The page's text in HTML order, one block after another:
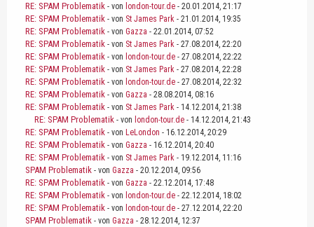
RE: SPAM Problematik - von london-tour.de - 20.01.2014, 21:17
RE: SPAM Problematik - von St James Park - 21.01.2014, 19:35
RE: SPAM Problematik - von Gazza - 22.01.2014, 07:52
RE: SPAM Problematik - von St James Park - 27.08.2014, 22:20
RE: SPAM Problematik - von london-tour.de - 27.08.2014, 22:22
RE: SPAM Problematik - von St James Park - 27.08.2014, 22:28
RE: SPAM Problematik - von london-tour.de - 27.08.2014, 22:32
RE: SPAM Problematik - von Gazza - 28.08.2014, 08:16
RE: SPAM Problematik - von St James Park - 14.12.2014, 21:38
RE: SPAM Problematik - von london-tour.de - 14.12.2014, 21:43
RE: SPAM Problematik - von LeLondon - 16.12.2014, 20:29
RE: SPAM Problematik - von Gazza - 16.12.2014, 20:40
RE: SPAM Problematik - von St James Park - 19.12.2014, 11:16
SPAM Problematik - von Gazza - 20.12.2014, 09:56
RE: SPAM Problematik - von Gazza - 22.12.2014, 17:48
RE: SPAM Problematik - von london-tour.de - 22.12.2014, 18:02
RE: SPAM Problematik - von london-tour.de - 27.12.2014, 22:20
SPAM Problematik - von Gazza - 28.12.2014, 12:37